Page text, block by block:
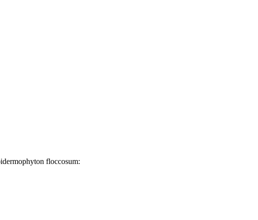
floccosum: